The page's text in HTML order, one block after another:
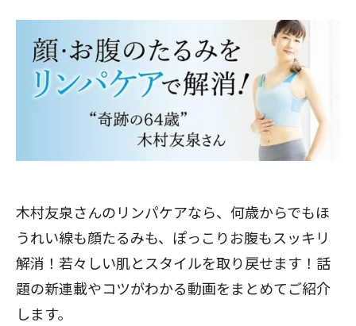
木村友泉さんのリンパケアなら、何歳からでもほ
うれい線も顔たるみも、ぽっこりお腹もスッキリ
解消！若々しい肌とスタイルを取り戻せます！話
題の新連載やコツがわかる動画をまとめてご紹介
します。